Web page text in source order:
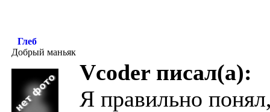
Глеб
Добрый маньяк
Vcoder писал(а):
Я правильно